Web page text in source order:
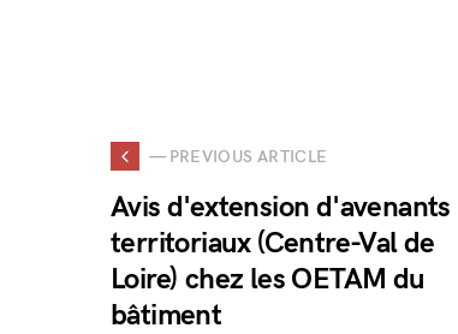
— PREVIOUS ARTICLE
Avis d'extension d'avenants
territoriaux (Centre-Val de
Loire) chez les OETAM du
bâtiment